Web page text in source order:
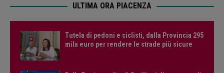
ULTIMA ORA PIACENZA
Tutela di pedoni e ciclisti, dalla Provincia 295
mila euro per rendere le strade più sicure